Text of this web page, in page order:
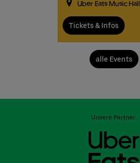
Uber Eats Music Hall
Tickets & Infos
alle Events
Unsere Partner: